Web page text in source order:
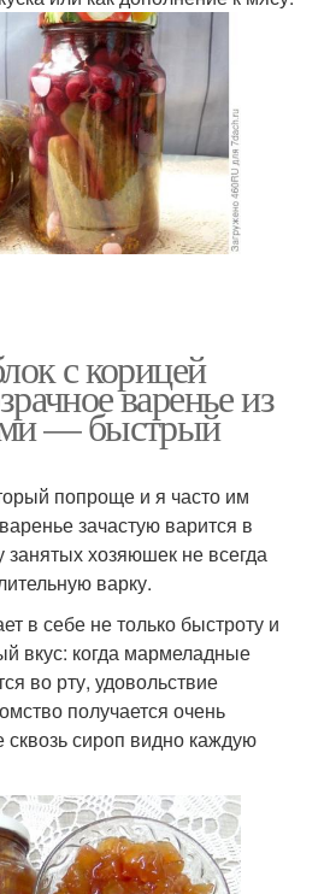
с корицей
варенье из
— быстрый
попроще и я часто им
зачастую варится в
занятых хозяюшек не всегда
варку.
в себе не только быстроту и
вкус: когда мармеладные
во рту, удовольствие
получается очень
сквозь сироп видно каждую